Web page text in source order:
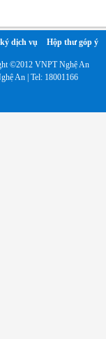
dịch vụ Hộp thư góp ý
©2012 VNPT Nghệ An
An | Tel: 18001166